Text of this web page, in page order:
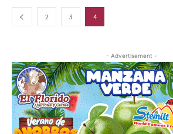
2 3 4
- Advertisement -